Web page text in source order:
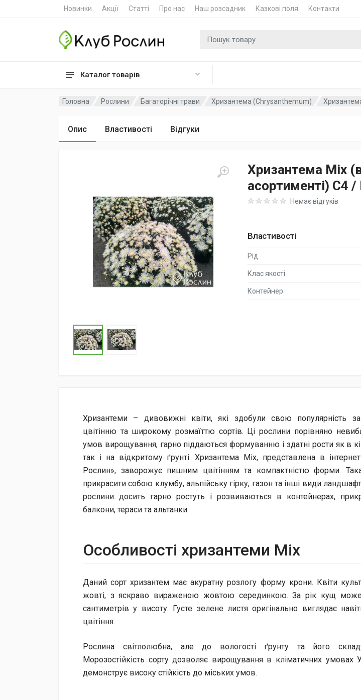
Новинки Акції Статті Про нас Наш розсадник Казкові поля Контакти
Каталог товарів
Пошук для
Головна Рослини Багаторічні трави Хризантема (Chrysanthemum)
Опис Властивості Відгуки
Хризантема Mix
асортименті) C4
Rating: 0 out of 5Немає відгуків
Властивості
Рід
Клас якості
Контейнер
Хризантеми – дивовижні квіти, які здобули свою популярність
цвітінню та широкому розмаїттю сортів. Ці рослини порівняно
умов вирощування, гарно піддаються формуванню і здатні рости як в
так і на відкритому ґрунті. Хризантема Mix, представлена в
Рослин», заворожує пишним цвітінням та компактністю форми.
прикрасити собою клумбу, альпійську гірку, газон та інші види
рослини досить гарно ростуть і розвиваються в контейнерах,
балкони, тераси та альтанки.
Особливост​і хризантеми Mix
Даний сорт хризантем має акуратну розлогу форму крони. Квіти
жовті, з яскраво вираженою жовтою серединкою. За рік кущ
сантиметрів у висоту. Густе зелене листя оригінально виглядає
цвітіння.
Рослина світлолюбна, але до вологості ґрунту та його
Морозостійкість сорту дозволяє вирощування в кліматичних умовах
демонструє високу стійкість до міських умов.